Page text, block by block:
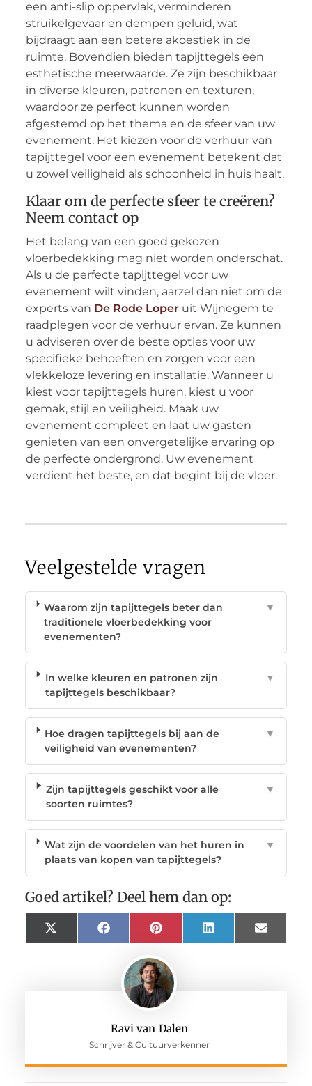
Ravi van Dalen
Schrijver & Cultuurverkenner
een anti-slip oppervlak, verminderen
struikelgevaar en dempen geluid, wat
bijdraagt aan een betere akoestiek in de
ruimte. Bovendien bieden tapijttegels een
esthetische meerwaarde. Ze zijn beschikbaar
in diverse kleuren, patronen en texturen,
waardoor ze perfect kunnen worden
afgestemd op het thema en de sfeer van uw
evenement. Het kiezen voor de verhuur van
tapijttegel voor een evenement betekent dat
u zowel veiligheid als schoonheid in huis haalt.
Klaar om de perfecte sfeer te creëren?
Neem contact op
Het belang van een goed gekozen
vloerbedekking mag niet worden onderschat.
Als u de perfecte tapijttegel voor uw
evenement wilt vinden, aarzel dan niet om de
experts van De Rode Loperuit Wijnegem te
raadplegen voor de verhuur ervan. Ze kunnen
u adviseren over de beste opties voor uw
specifieke behoeften en zorgen voor een
vlekkeloze levering en installatie. Wanneer u
kiest voor tapijttegels huren, kiest u voor
gemak, stijl en veiligheid. Maak uw
evenement compleet en laat uw gasten
genieten van een onvergetelijke ervaring op
de perfecte ondergrond. Uw evenement
verdient het beste, en dat begint bij de vloer.
Veelgestelde vragen
Waarom zijn tapijttegels beter dan
traditionele vloerbedekking voor
evenementen?
▼
In welke kleuren en patronen zijn
tapijttegels beschikbaar?
▼
Hoe dragen tapijttegels bij aan de
veiligheid van evenementen?
▼
Zijn tapijttegels geschikt voor alle
soorten ruimtes?
▼
Wat zijn de voordelen van het huren in
plaats van kopen van tapijttegels?
▼
Goed artikel? Deel hem dan op:
X
(Twitter)
FacebookPinterest LinkedIn Email